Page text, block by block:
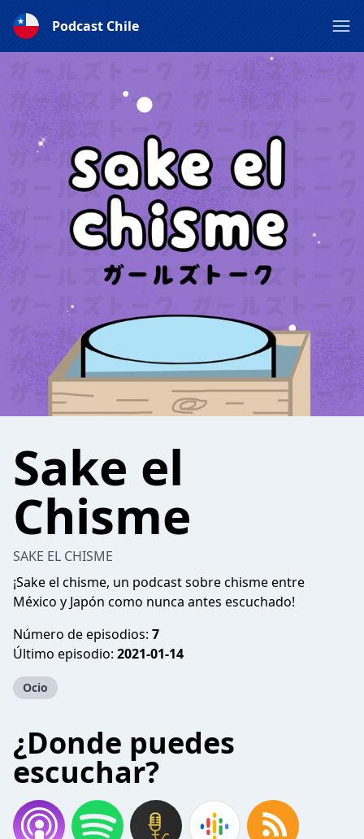
Podcast Chile
Sake el
Chisme
SAKE EL CHISME
¡Sake el chisme, un podcast sobre chisme entre
México y Japón como nunca antes escuchado!
Número de episodios: 7
Último episodio: 2021-01-14
Ocio
¿Donde puedes
escuchar?